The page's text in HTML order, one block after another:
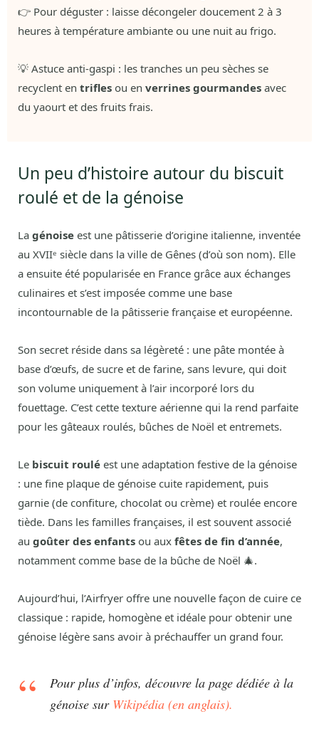
👉 Pour déguster : laisse décongeler doucement 2 à 3
heures à température ambiante ou une nuit au frigo.
💡 Astuce anti-gaspi : les tranches un peu sèches se
recyclent en trifles ou en verrines gourmandes avec
du yaourt et des fruits frais.
Un peu d’histoire autour du biscuit
roulé et de la génoise
La génoise est une pâtisserie d’origine italienne, inventée
au XVIIᵉ siècle dans la ville de Gênes (d’où son nom). Elle
a ensuite été popularisée en France grâce aux échanges
culinaires et s’est imposée comme une base
incontournable de la pâtisserie française et européenne.
Son secret réside dans sa légèreté : une pâte montée à
base d’œufs, de sucre et de farine, sans levure, qui doit
son volume uniquement à l’air incorporé lors du
fouettage. C’est cette texture aérienne qui la rend parfaite
pour les gâteaux roulés, bûches de Noël et entremets.
Le biscuit roulé est une adaptation festive de la génoise
: une fine plaque de génoise cuite rapidement, puis
garnie (de confiture, chocolat ou crème) et roulée encore
tiède. Dans les familles françaises, il est souvent associé
au goûter des enfants ou aux fêtes de fin d’année,
notamment comme base de la bûche de Noël 🎄.
Aujourd’hui, l’Airfryer offre une nouvelle façon de cuire ce
classique : rapide, homogène et idéale pour obtenir une
génoise légère sans avoir à préchauffer un grand four.
Pour plus d’infos, découvre la page dédiée à la
génoise surWikipédia (en anglais).